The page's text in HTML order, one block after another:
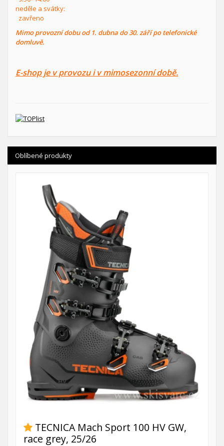
neděle a svátky:
zavřeno
Mimo provozní dobu od 1. dubna do 30. září po telefonické
domluvě.
E-shop je v provozu i v mimosezonní době.
Oblíbené produkty
TECNICA Mach Sport 100 HV GW,
race grey, 25/26